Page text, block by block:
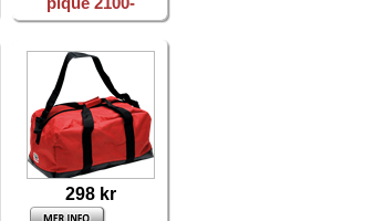
298 kr